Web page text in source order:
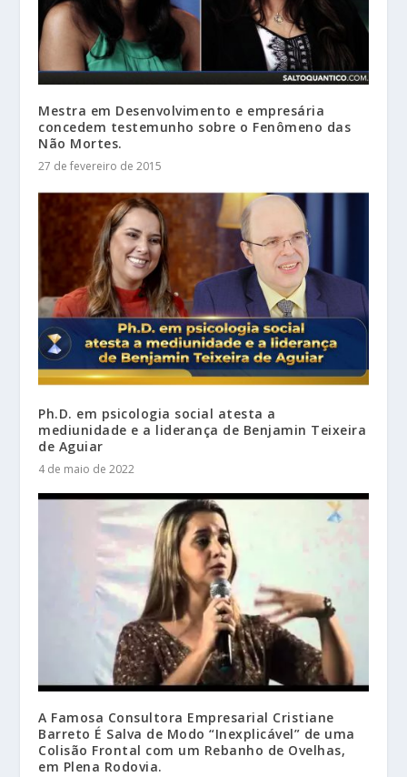
Mestra em Desenvolvimento e empresária
concedem testemunho sobre o Fenômeno das
Não Mortes.
27 de fevereiro de 2015
Ph.D. em psicologia social atesta a
mediunidade e a liderança de Benjamin Teixeira
de Aguiar
4 de maio de 2022
A Famosa Consultora Empresarial Cristiane
Barreto É Salva de Modo “Inexplicável” de uma
Colisão Frontal com um Rebanho de Ovelhas,
em Plena Rodovia.